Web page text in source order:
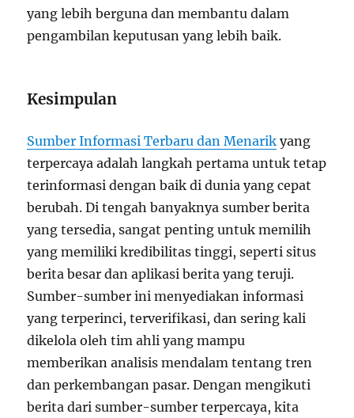
yang lebih berguna dan membantu dalam
pengambilan keputusan yang lebih baik.
Kesimpulan
Sumber Informasi Terbaru dan Menarik yang
terpercaya adalah langkah pertama untuk tetap
terinformasi dengan baik di dunia yang cepat
berubah. Di tengah banyaknya sumber berita
yang tersedia, sangat penting untuk memilih
yang memiliki kredibilitas tinggi, seperti situs
berita besar dan aplikasi berita yang teruji.
Sumber-sumber ini menyediakan informasi
yang terperinci, terverifikasi, dan sering kali
dikelola oleh tim ahli yang mampu
memberikan analisis mendalam tentang tren
dan perkembangan pasar. Dengan mengikuti
berita dari sumber-sumber terpercaya, kita